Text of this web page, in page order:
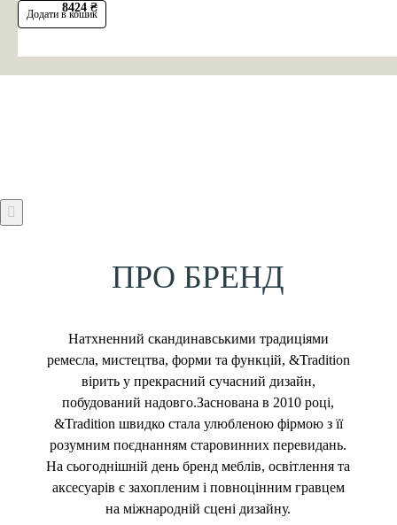
8424 ₴
Додати в кошик
ПРО БРЕНД
Натхненний скандинавськими традиціями
ремесла, мистецтва, форми та функцій, &Tradition
вірить у прекрасний сучасний дизайн,
побудований надовго.Заснована в 2010 році,
&Tradition швидко стала улюбленою фірмою з її
розумним поєднанням старовинних перевидань.
На сьогоднішній день бренд меблів, освітлення та
аксесуарів є захопленим і повноцінним гравцем
на міжнародній сцені дизайну.